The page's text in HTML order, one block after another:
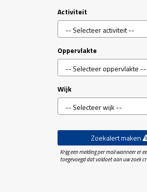
Activiteit
Oppervlakte
Wijk
Zoekalert maken
Krijg een melding per mail wanneer er
toegevoegd dat voldoet aan uw zoek